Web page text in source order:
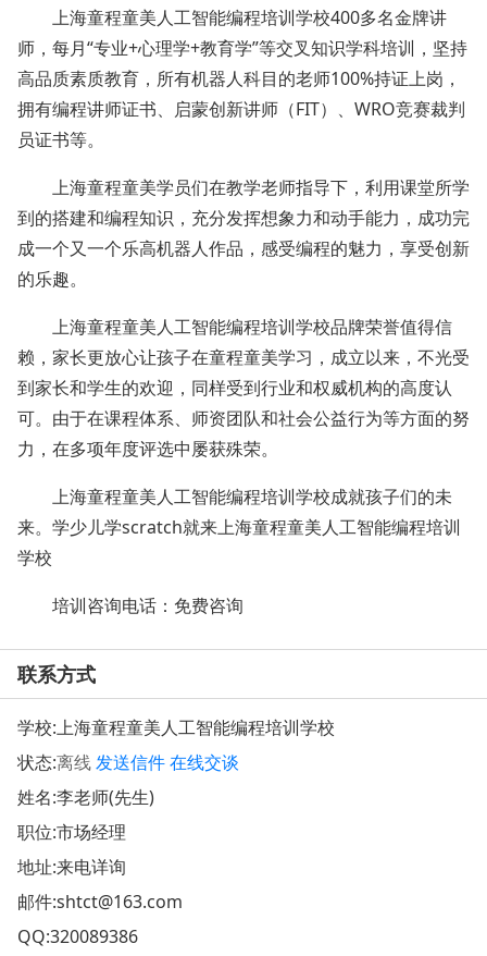
上海童程童美人工智能编程培训学校400多名金牌讲
师，每月“专业+心理学+教育学”等交叉知识学科培训，坚持
高品质素质教育，所有机器人科目的老师100%持证上岗，
拥有编程讲师证书、启蒙创新讲师（FIT）、WRO竞赛裁判
员证书等。
上海童程童美学员们在教学老师指导下，利用课堂所学
到的搭建和编程知识，充分发挥想象力和动手能力，成功完
成一个又一个乐高机器人作品，感受编程的魅力，享受创新
的乐趣。
上海童程童美人工智能编程培训学校品牌荣誉值得信
赖，家长更放心让孩子在童程童美学习，成立以来，不光受
到家长和学生的欢迎，同样受到行业和权威机构的高度认
可。由于在课程体系、师资团队和社会公益行为等方面的努
力，在多项年度评选中屡获殊荣。
上海童程童美人工智能编程培训学校成就孩子们的未
来。学少儿学scratch就来上海童程童美人工智能编程培训
学校
培训咨询电话： 免费咨询
联系方式
学校:上海童程童美人工智能编程培训学校
状态:离线发送信件在线交谈
姓名:李老师(先生)
职位:市场经理
地址:来电详询
邮件:shtct@163.com
QQ:320089386